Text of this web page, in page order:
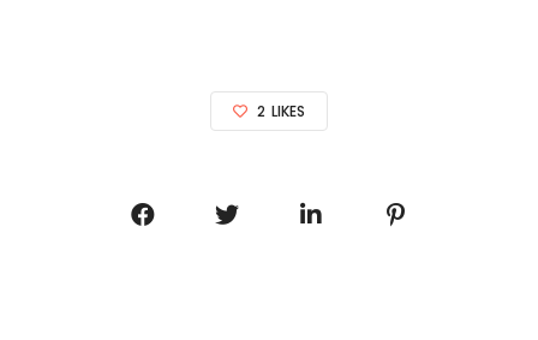
2 LIKES